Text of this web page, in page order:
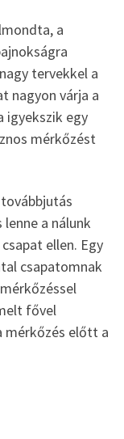
a
tervekkel a
nagyon várja a
igyekszik egy
mérkőzést
a nálunk
ellen. Egy
csapatomnak
fővel
mérkőzés előtt a